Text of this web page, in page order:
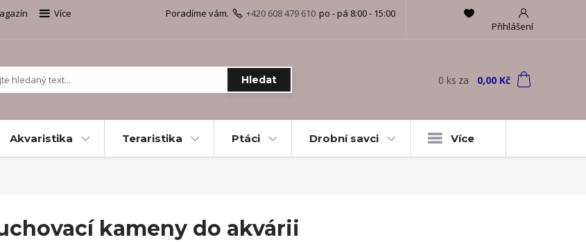
Více
Přihlášení
Hledat
Poradíme vám. +420 608 479 610 po - pá 8:00 - 15:00
0 ks za 0,00 Kč
Akvaristika Teraristika Ptáci Drobní savci Více
kameny do akvárii